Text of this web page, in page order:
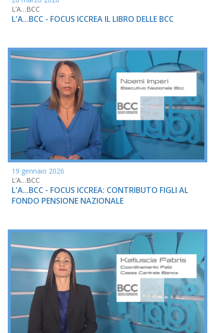
L’A…BCC
L'A...BCC - FOCUS ICCREA IL LIBRO DELLE BCC
19 gennaio 2026
L’A…BCC
L'A...BCC - FOCUS ICCREA: CONTRIBUTO FIGLI AL
FONDO PENSIONE NAZIONALE